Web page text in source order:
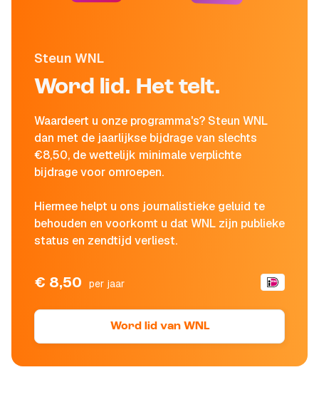
Steun WNL
Word lid. Het telt.
Waardeert u onze programma's? Steun WNL
dan met de jaarlijkse bijdrage van slechts
€8,50, de wettelijk minimale verplichte
bijdrage voor omroepen.
Hiermee helpt u ons journalistieke geluid te
behouden en voorkomt u dat WNL zijn publieke
status en zendtijd verliest.
€ 8,50 per jaar
Word lid van WNL